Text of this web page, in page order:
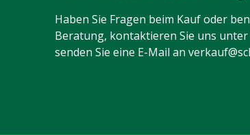
Haben Sie Fragen beim Kauf oder
Beratung, kontaktieren Sie uns unter
senden Sie eine E-Mail an